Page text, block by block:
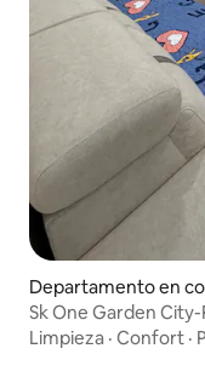
Departamento en
Sk One Garden
Limpieza · Confort ·